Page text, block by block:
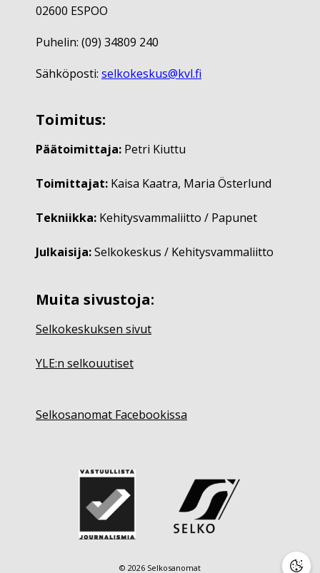
02600 ESPOO
Puhelin: (09) 34809 240
Sähköposti: selkokeskus@kvl.fi
Toimitus:
Päätoimittaja: Petri Kiuttu
Toimittajat: Kaisa Kaatra, Maria Österlund
Tekniikka: Kehitysvammaliitto / Papunet
Julkaisija:Selkokeskus / Kehitysvammaliitto
Muita sivustoja:
Selkokeskuksen sivut
YLE:n selkouutiset
Selkosanomat Facebookissa
© 2026 Selkosanomat